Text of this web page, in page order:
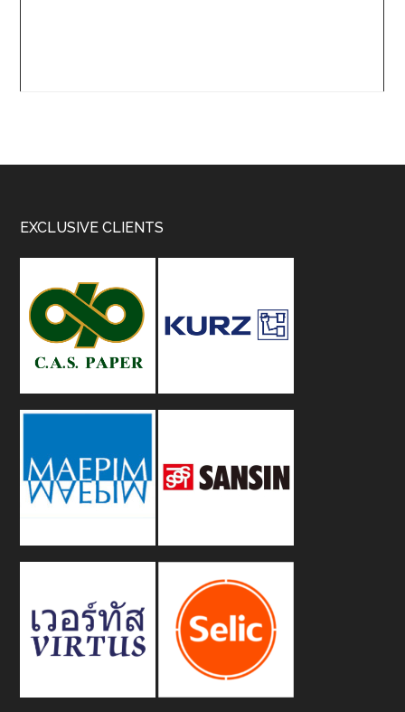
Footer
EXCLUSIVE CLIENTS